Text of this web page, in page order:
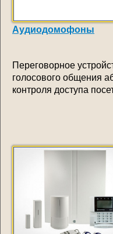
Аудиодомофоны
Переговорное
голосового общения
контроля доступа